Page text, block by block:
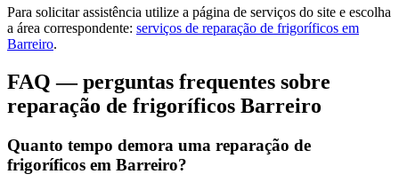
Para solicitar assistência utilize a página de serviços do site e escolha
a área correspondente: serviços de reparação de frigoríficos em
Barreiro.
FAQ — perguntas frequentes sobre
reparação de frigoríficos Barreiro
Quanto tempo demora uma reparação de
frigoríficos em Barreiro?